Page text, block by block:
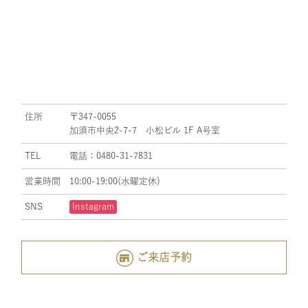
住所
〒347-0055
加須市中央2-7-7 小松ビル 1F A号室
TEL 電話：0480-31-7831
営業時間 10:00-19:00(水曜定休)
SNS Instagram
ご来店予約